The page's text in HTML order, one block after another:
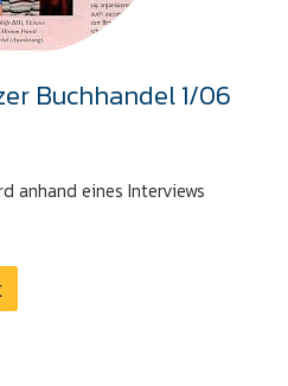
Buchhandel 1/06
anhand eines Interviews